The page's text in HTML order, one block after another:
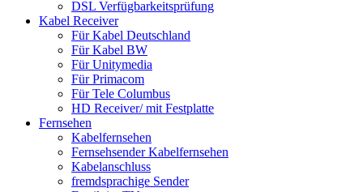
DSL Verfügbarkeitsprüfung
Kabel Receiver
Für Kabel Deutschland
Für Kabel BW
Für Unitymedia
Für Primacom
Für Tele Columbus
HD Receiver/ mit Festplatte
Fernsehen
Kabelfernsehen
Fernsehsender Kabelfernsehen
Kabelanschluss
fremdsprachige Sender